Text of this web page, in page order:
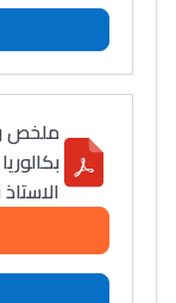
باش تقدر
يلقاو
ومن
أمسكين
خطوة
القراية و
تقويم
مريم